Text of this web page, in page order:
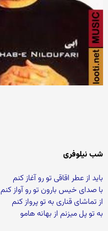
شب نیلوفری
باید از عطر اقاقی تو رو آغاز کنم
با صدای خیس بارون تو رو آواز کنم
از تماشای قناری به تو پرواز کنم
به تو پل میزنم از بهانه هامو